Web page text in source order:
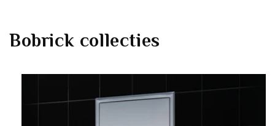
Bobrick collecties